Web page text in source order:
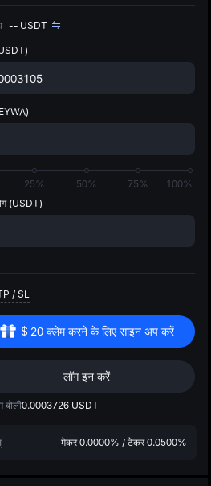
-- USDT
25% 50% 75%
100%
(USDT)
/ SL
$ 20 क्लेम करने के लिए साइन अप करें
लॉग इन करें
बोली0.0003726 USDT
मेकर 0.0000% / टेकर 0.0500%